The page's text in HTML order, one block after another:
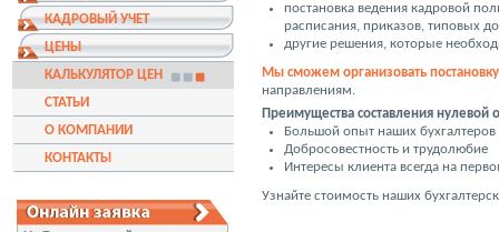
КАДРОВЫЙ УЧЕТ
ЦЕНЫ
КАЛЬКУЛЯТОР ЦЕН
СТАТЬИ
О КОМПАНИИ
КОНТАКТЫ
постановка ведения кадровой
расписания, приказов, типовых
другие решения, которые
Мы сможем организовать постановку
направлениям.
Преимущества составления нулевой
Большой опыт наших бухгалтеров
Добросовестность и трудолюбие
Интересы клиента всегда на
Узнайте стоимость наших